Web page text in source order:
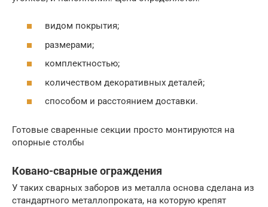
видом покрытия;
размерами;
комплектностью;
количеством декоративных деталей;
способом и расстоянием доставки.
Готовые сваренные секции просто монтируются на
опорные столбы
Ковано-сварные ограждения
У таких сварных заборов из металла основа сделана из
стандартного металлопроката, на которую крепят